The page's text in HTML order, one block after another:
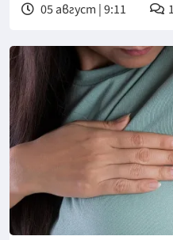
05 август | 9:11 1